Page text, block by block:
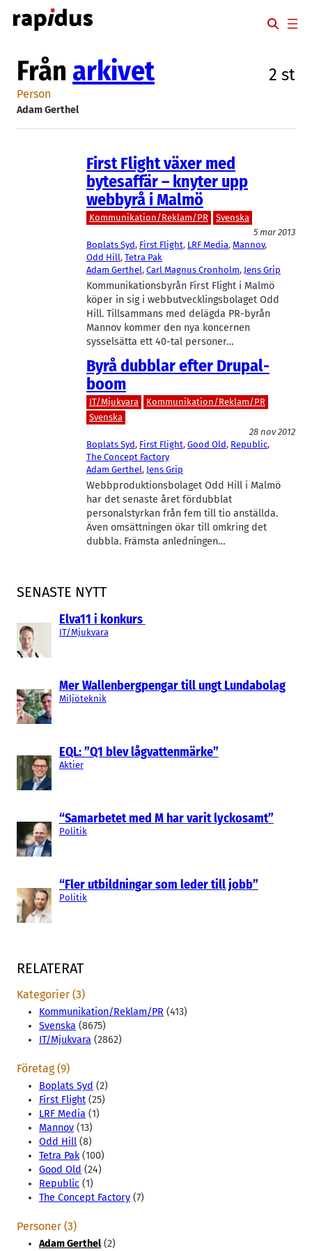
Hoppa
till
SENASTE NYTT
Elva11 i konkurs
IT/Mjukvara
Mer Wallenbergpengar till ungt Lundabolag
Miljöteknik
EQL: ”Q1 blev lågvattenmärke”
Aktier
“Samarbetet med M har varit lyckosamt”
Politik
“Fler utbildningar som leder till jobb”
Politik
Från arkivet 2 st
Person
Adam Gerthel
First Flight växer med
bytesaffär – knyter upp
webbyrå i Malmö
Kommunikation/Reklam/PR
Svenska
5 mar 2013
Boplats Syd, First Flight, LRF Media, Mannov
Odd Hill, Tetra Pak
Adam Gerthel, Carl Magnus Cronholm, Jens Grip
Kommunikationsbyrån First Flight i Malmö
köper in sig i webbutvecklingsbolaget Odd
Hill. Tillsammans med delägda PR-byrån
Mannov kommer den nya koncernen
sysselsätta ett 40-tal personer…
Byrå dubblar efter Drupal-
boom
IT/Mjukvara
Kommunikation/Reklam/PR
Svenska
28 nov 2012
Boplats Syd, First Flight, Good Old, Republic
The Concept Factory
Adam Gerthel, Jens Grip
Webbproduktionsbolaget Odd Hill i Malmö
har det senaste året fördubblat
personalstyrkan från fem till tio anställda.
Även omsättningen ökar till omkring det
dubbla. Främsta anledningen…
RELATERAT
Kategorier (3)
Kommunikation/Reklam/PR (413)
Svenska (8675)
IT/Mjukvara (2862)
Företag (9)
Boplats Syd (2)
First Flight (25)
LRF Media (1)
Mannov (13)
Odd Hill (8)
Tetra Pak(100)
Good Old (24)
Republic (1)
The Concept Factory (7)
Personer (3)
Adam Gerthel(2)